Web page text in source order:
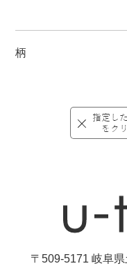
柄
〒509-5171 岐阜